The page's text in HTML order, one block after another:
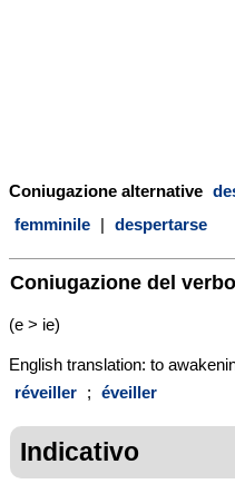
Coniugazione alternative
femminile | despertarse
Coniugazione del
(e > ie)
English translation: to
réveiller ; éveiller
Indicativo